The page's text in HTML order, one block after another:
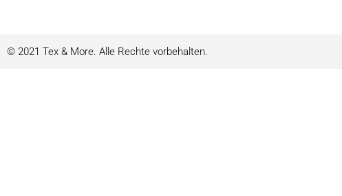
© 2021 Tex & More. Alle Rechte vorbehalten.